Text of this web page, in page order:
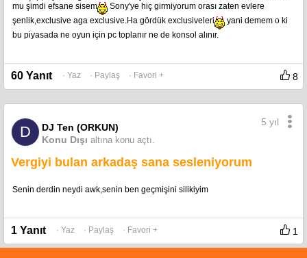
mu şimdi efsane sisem
Sony'ye hiç girmiyorum orası zaten evlere
şenlik,exclusive aga exclusive.Ha gördük exclusiveleri
yani demem o ki
bu piyasada ne oyun için pc toplanır ne de konsol alınır.
60 Yanıt · Yaz · Paylaş · Favori + 8
D
DJ Ten (ORKUN)
Konu Dışı altına konu açtı.
5 yıl
Vergiyi bulan arkadaş sana sesleniyorum
Senin derdin neydi awk,senin ben geçmişini silikiyim
1 Yanıt · Yaz · Paylaş · Favori + 1